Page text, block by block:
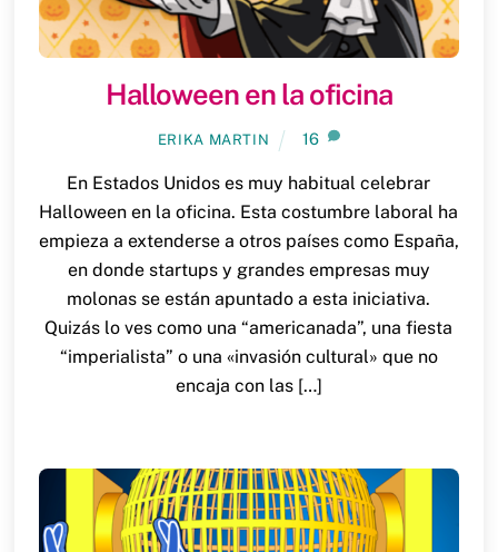
Halloween en la oficina
ERIKA MARTIN 16
En Estados Unidos es muy habitual celebrar
Halloween en la oficina. Esta costumbre laboral ha
empieza a extenderse a otros países como España,
en donde startups y grandes empresas muy
molonas se están apuntado a esta iniciativa.
Quizás lo ves como una “americanada”, una fiesta
“imperialista” o una «invasión cultural» que no
encaja con las […]